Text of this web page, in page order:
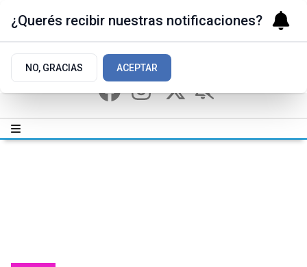
¿Querés recibir nuestras notificaciones?
NO, GRACIAS ACEPTAR